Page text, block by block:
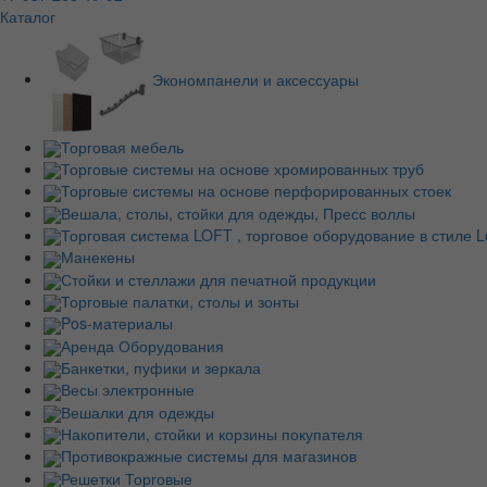
Каталог
Экономпанели и аксессуары
Торговая мебель
Торговые системы на основе хромированных труб
Торговые системы на основе перфорированных стоек
Вешала, столы, стойки для одежды, Пресс воллы
Торговая система LOFT , торговое оборудование в стиле
Манекены
Стойки и стеллажи для печатной продукции
Торговые палатки, столы и зонты
Pos-материалы
Аренда Оборудования
Банкетки, пуфики и зеркала
Весы электронные
Вешалки для одежды
Накопители, стойки и корзины покупателя
Противокражные системы для магазинов
Решетки Торговые